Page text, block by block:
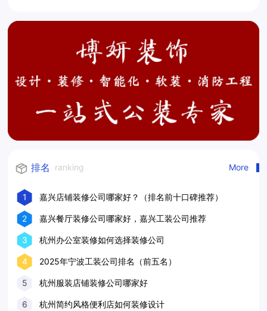
排名 ranking More
1 嘉兴店铺装修公司哪家好？（排名前十口碑推荐）
2 嘉兴餐厅装修公司哪家好，嘉兴工装公司推荐
3 杭州办公室装修如何选择装修公司
4 2025年宁波工装公司排名（前五名）
5 杭州服装店铺装修公司哪家好
6 杭州简约风格便利店如何装修设计